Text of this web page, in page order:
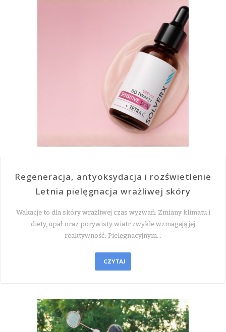
Regeneracja, antyoksydacja i rozświetlenie
Letnia pielęgnacja wrażliwej skóry
Wakacje to dla skóry wrażliwej czas wyzwań. Zmiany klimatu i
diety, upał oraz porywisty wiatr zwykle wzmagają jej
reaktywność. Pielęgnacyjnym…
CZYTAJ